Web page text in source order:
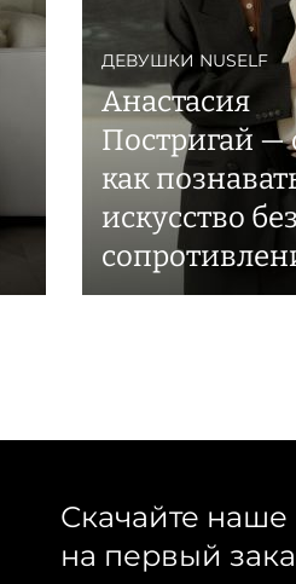
ДЕВУШКИ NUSELF
Анастасия
Постригай —
как
искусство без
Скачайте
на первый